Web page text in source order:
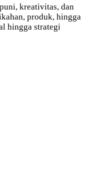
kreativitas, dan
produk, hingga
hingga strategi